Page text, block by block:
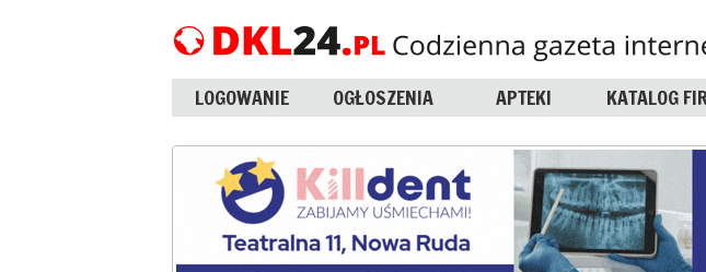
LOGOWANIE OGŁOSZENIA APTEKI KATALOG